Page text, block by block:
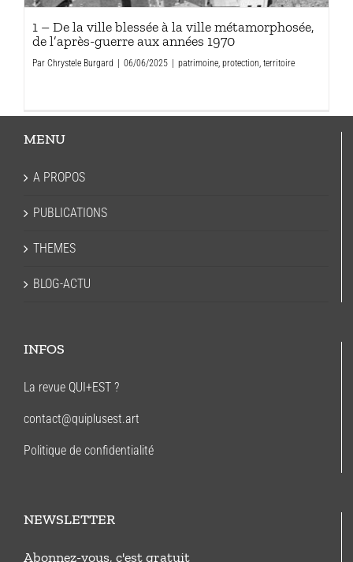
1 – De la ville blessée à la ville métamorphosée,
de l’après-guerre aux années 1970
Par Chrystele Burgard 06/06/2025 patrimoine, protection, territoire
MENU
A PROPOS
PUBLICATIONS
THEMES
BLOG-ACTU
INFOS
La revue QUI+EST ?
contact@quiplusest.art
Politique de confidentialité
NEWSLETTER
Abonnez-vous, c'est gratuit